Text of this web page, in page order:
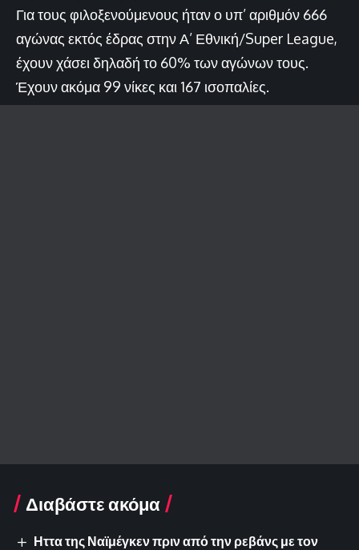
Για τους φιλοξενούμενους ήταν ο υπ’ αριθμόν 666
αγώνας εκτός έδρας στην Α’ Εθνική/Super League,
έχουν χάσει δηλαδή το 60% των αγώνων τους.
Έχουν ακόμα 99 νίκες και 167 ισοπαλίες.
Διαβάστε ακόμα
Ηττα της Ναϊμέγκεν πριν από την ρεβάνς με τον